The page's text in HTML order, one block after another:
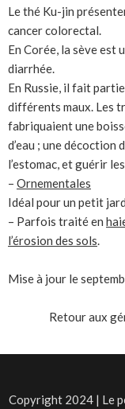
Le thé Ku-jin
cancer colorectal.
En Corée, la sève est
diarrhée.
En Russie, il fait
différents maux. Les
fabriquaient une
d’eau ; une décoction
l’estomac, et guérir
– Ornementales
Idéal pour un petit
– Parfois traité en
l’érosion des sols.
Mise à jour le
Retour aux
Copyright 2024 | Le